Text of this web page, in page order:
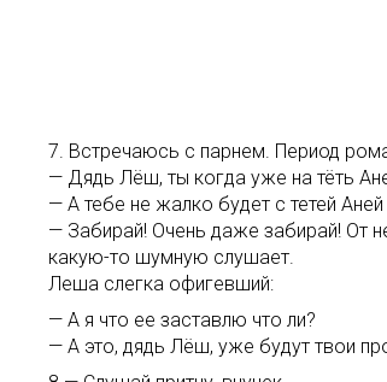
7. Встречаюсь с парнем. Период
— Дядь Лёш, ты когда уже на тёть
— А тебе не жалко будет с тетей
— Забирай! Очень даже забирай! От
какую-то шумную слушает.
Леша слегка офигевший:
— А я что ее заставлю что ли?
— А это, дядь Лёш, уже будут твои